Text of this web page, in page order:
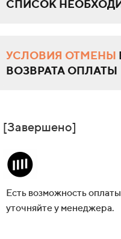
СПИСОК
УСЛОВИЯ ОТМЕНЫ
ВОЗВРАТА ОПЛАТЫ
[Завершено]
Есть возможность
уточняйте у менеджера.